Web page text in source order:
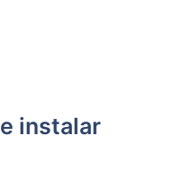
instalar